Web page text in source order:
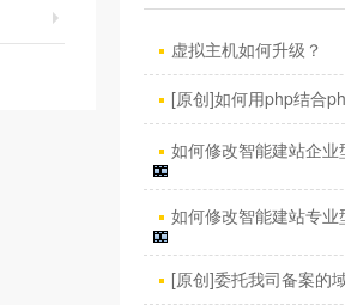
虚拟主机如何升级？
[原创]如何用php结合
如何修改智能建站企
如何修改智能建站专
[原创]委托我司备案的